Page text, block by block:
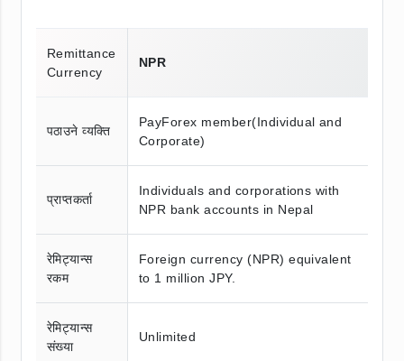
Remittance
Currency
NPR
पठाउने व्यक्ति
PayForex member(Individual and
Corporate)
प्राप्तकर्ता
Individuals and corporations with
NPR bank accounts in Nepal
रेमिट्यान्स
रकम
Foreign currency (NPR) equivalent
to 1 million JPY.
रेमिट्यान्स
संख्या
Unlimited